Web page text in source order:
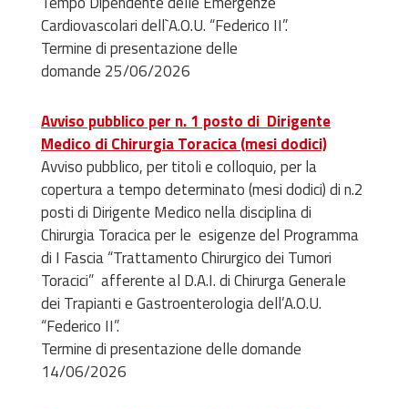
Cardiovascolari dell`A.O.U. “Federico II”.
Termine di presentazione delle
domande 25/06/2026
Avviso pubblico per n. 1 posto di Dirigente
Medico di Chirurgia Toracica (mesi dodici)
Avviso pubblico, per titoli e colloquio, per la
copertura a tempo determinato (mesi dodici) di n.2
posti di Dirigente Medico nella disciplina di
Chirurgia Toracica per le esigenze del Programma
di I Fascia “Trattamento Chirurgico dei Tumori
Toracici” afferente al D.A.I. di Chirurga Generale
dei Trapianti e Gastroenterologia dell’A.O.U.
“Federico II”.
Termine di presentazione delle domande
14/06/2026